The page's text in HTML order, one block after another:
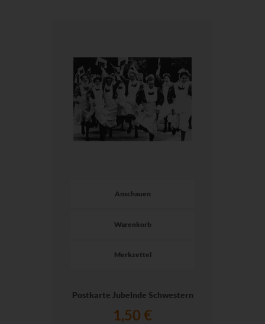
Anschauen
Warenkorb
Merkzettel
Postkarte Jubelnde Schwestern
1,50 €